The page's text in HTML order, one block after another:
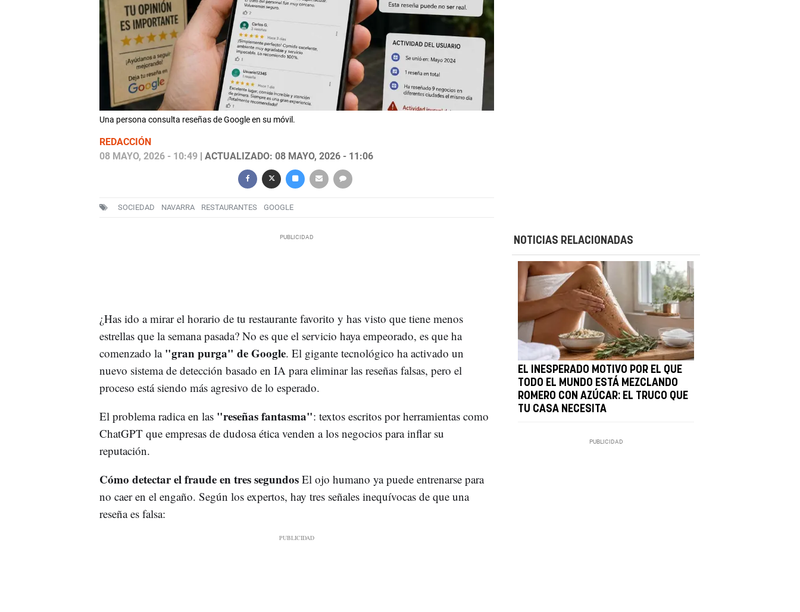
Una persona consulta reseñas de Google en su móvil.
REDACCIÓN
08 MAYO, 2026 - 10:49| ACTUALIZADO: 08 MAYO, 2026 - 11:06
SOCIEDAD NAVARRA RESTAURANTES GOOGLE
¿Has ido a mirar el horario de tu restaurante favorito y has visto que tiene menos
estrellas que la semana pasada? No es que el servicio haya empeorado, es que ha
comenzado la "gran purga" de Google. El gigante tecnológico ha activado un
nuevo sistema de detección basado en IA para eliminar las reseñas falsas, pero el
proceso está siendo más agresivo de lo esperado.
El problema radica en las "reseñas fantasma": textos escritos por herramientas como
ChatGPT que empresas de dudosa ética venden a los negocios para inflar su
reputación.
Cómo detectar el fraude en tres segundosEl ojo humano ya puede entrenarse para
no caer en el engaño. Según los expertos, hay tres señales inequívocas de que una
reseña es falsa:
NOTICIAS RELACIONADAS
EL INESPERADO MOTIVO POR EL QUE
TODO EL MUNDO ESTÁ MEZCLANDO
ROMERO CON AZÚCAR: EL TRUCO QUE
TU CASA NECESITA